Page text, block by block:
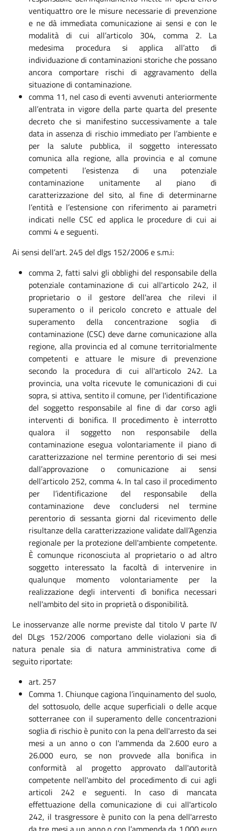
ventiquattro ore le misure necessarie di prevenzione
e ne dà immediata comunicazione ai sensi e con le
modalità di cui all’articolo 304, comma 2. La
medesima procedura si applica all’atto di
individuazione di contaminazioni storiche che possano
ancora comportare rischi di aggravamento della
situazione di contaminazione.
comma 11, nel caso di eventi avvenuti anteriormente
all’entrata in vigore della parte quarta del presente
decreto che si manifestino successivamente a tale
data in assenza di rischio immediato per l’ambiente e
per la salute pubblica, il soggetto interessato
comunica alla regione, alla provincia e al comune
competenti l’esistenza di una potenziale
contaminazione unitamente al piano di
caratterizzazione del sito, al fine di determinarne
l’entità e l’estensione con riferimento ai parametri
indicati nelle CSC ed applica le procedure di cui ai
commi 4 e seguenti.
Ai sensi dell’art. 245 del dlgs 152/2006 e s.m.i:
comma 2, fatti salvi gli obblighi del responsabile della
potenziale contaminazione di cui all'articolo 242, il
proprietario o il gestore dell'area che rilevi il
superamento o il pericolo concreto e attuale del
superamento della concentrazione soglia di
contaminazione (CSC) deve darne comunicazione alla
regione, alla provincia ed al comune territorialmente
competenti e attuare le misure di prevenzione
secondo la procedura di cui all'articolo 242. La
provincia, una volta ricevute le comunicazioni di cui
sopra, si attiva, sentito il comune, per l'identificazione
del soggetto responsabile al fine di dar corso agli
interventi di bonifica. Il procedimento è interrotto
qualora il soggetto non responsabile della
contaminazione esegua volontariamente il piano di
caratterizzazione nel termine perentorio di sei mesi
dall’approvazione o comunicazione ai sensi
dell’articolo 252, comma 4. In tal caso il procedimento
per l’identificazione del responsabile della
contaminazione deve concludersi nel termine
perentorio di sessanta giorni dal ricevimento delle
risultanze della caratterizzazione validate dall’Agenzia
regionale per la protezione dell'ambiente competente.
È comunque riconosciuta al proprietario o ad altro
soggetto interessato la facoltà di intervenire in
qualunque momento volontariamente per la
realizzazione degli interventi dì bonifica necessari
nell'ambito del sito in proprietà o disponibilità.
Le inosservanze alle norme previste dal titolo V parte IV
del DLgs 152/2006 comportano delle violazioni sia di
natura penale sia di natura amministrativa come di
seguito riportate:
art. 257
Comma 1. Chiunque cagiona l’inquinamento del suolo,
del sottosuolo, delle acque superficiali o delle acque
sotterranee con il superamento delle concentrazioni
soglia di rischio è punito con la pena dell'arresto da sei
mesi a un anno o con l'ammenda da 2.600 euro a
26.000 euro, se non provvede alla bonifica in
conformità al progetto approvato dall'autorità
competente nell'ambito del procedimento di cui agli
articoli 242 e seguenti. In caso di mancata
effettuazione della comunicazione di cui all'articolo
242, il trasgressore è punito con la pena dell'arresto